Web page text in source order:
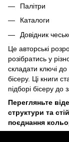
Палітри
Каталоги
Довідник
Це авторські
розібратись у
складати ключі до
бісеру. Ці книги
підборі бісеру до
Перегляньте
структури та
поєднання